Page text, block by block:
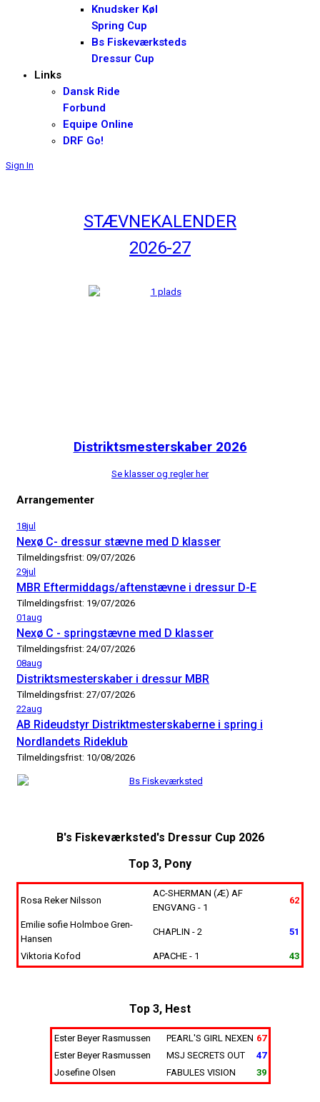
Knudsker Køl
Spring Cup
Bs Fiskeværksteds
Dressur Cup
Links
Dansk Ride
Forbund
Equipe Online
DRF Go!
Sign In
STÆVNEKALENDER
2026-27
Distriktsmesterskaber 2026
Se klasser og regler her
Arrangementer
18jul
Nexø C- dressur stævne med D klasser
Tilmeldingsfrist: 09/07/2026
29jul
MBR Eftermiddags/aftenstævne i dressur D-E
Tilmeldingsfrist: 19/07/2026
01aug
Nexø C - springstævne med D klasser
Tilmeldingsfrist: 24/07/2026
08aug
Distriktsmesterskaber i dressur MBR
Tilmeldingsfrist: 27/07/2026
22aug
AB Rideudstyr Distriktmesterskaberne i spring i
Nordlandets Rideklub
Tilmeldingsfrist: 10/08/2026
B's Fiskeværksted's Dressur Cup 2026
Top 3, Pony
Rosa Reker Nilsson
AC-SHERMAN (Æ) AF
ENGVANG - 1
62
Emilie sofie Holmboe Gren-
Hansen
CHAPLIN - 2 51
Viktoria Kofod APACHE - 1 43
Top 3, Hest
Ester Beyer Rasmussen PEARL'S GIRL NEXEN 67
Ester Beyer Rasmussen
MSJ SECRETS OUT
47
Josefine Olsen
FABULES VISION 39